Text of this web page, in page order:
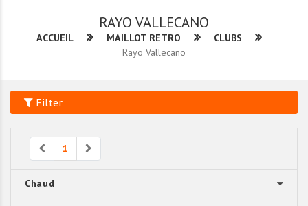
RAYO VALLECANO
ACCUEIL MAILLOT RETRO
CLUBS
Rayo Vallecano
Filter
Previous
1